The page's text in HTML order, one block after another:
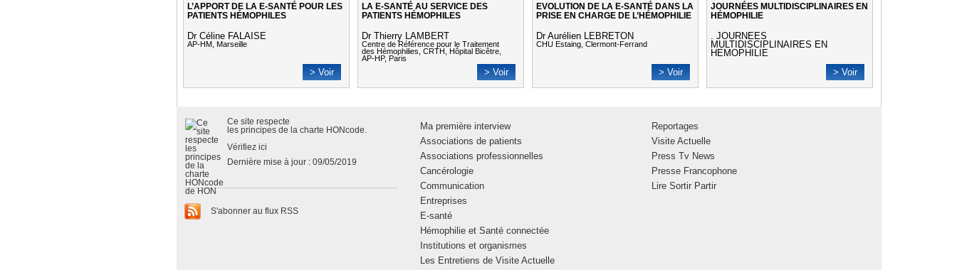
L’APPORT DE LA E-SANTÉ POUR LES
PATIENTS HÉMOPHILES
Dr Céline FALAISE
AP-HM, Marseille
> Voir
LA E-SANTÉ AU SERVICE DES
PATIENTS HÉMOPHILES
Dr Thierry LAMBERT
Centre de Référence pour le Traitement
des Hémophilies, CRTH, Hôpital Bicêtre,
AP-HP, Paris
> Voir
EVOLUTION DE LA E-SANTÉ DANS LA
PRISE EN CHARGE DE L’HÉMOPHILIE
Dr Aurélien LEBRETON
CHU Estaing, Clermont-Ferrand
> Voir
JOURNÉES MULTIDISCIPLINAIRES EN
HÉMOPHILIE
. JOURNEES
MULTIDISCIPLINAIRES EN
HEMOPHILIE
> Voir
Ce site respecte
les principes de la charte HONcode.
Vérifiez ici
Dernière mise à jour : 09/05/2019
S'abonner au flux RSS
Ma première interview
Associations de patients
Associations professionnelles
Cancérologie
Communication
Entreprises
E-santé
Hémophilie et Santé connectée
Institutions et organismes
Les Entretiens de Visite Actuelle
Reportages
Visite Actuelle
Press Tv News
Presse Francophone
Lire Sortir Partir